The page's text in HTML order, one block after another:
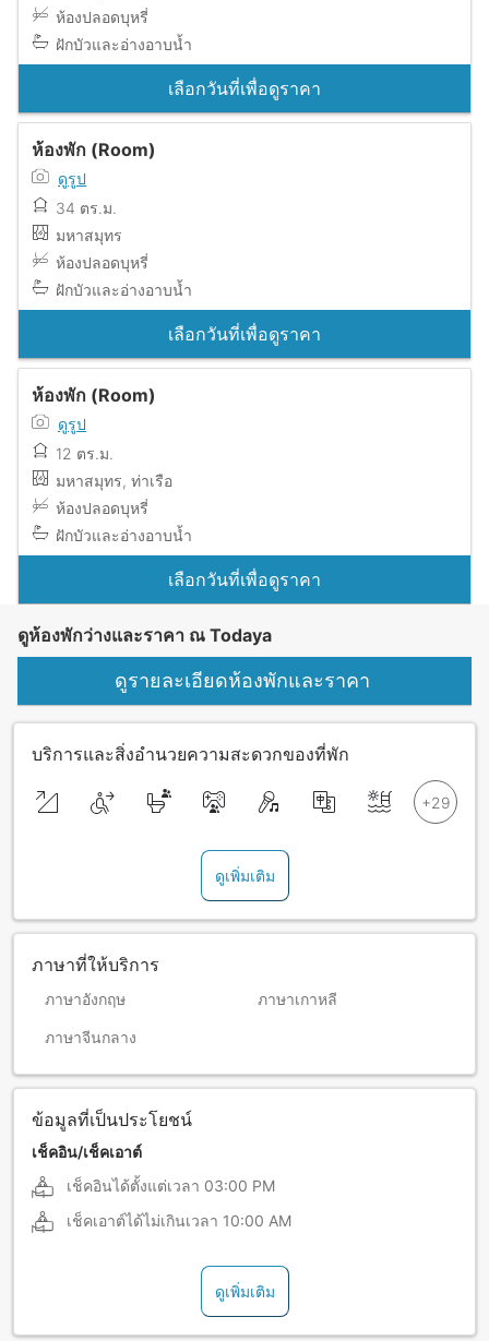
ห้องปลอดบุหรี่
ฝักบัวและอ่างอาบน้ำ
เลือกวันที่เพื่อดูราคา
ห้องพัก (Room)
ดูรูป
34 ตร.ม.
มหาสมุทร
ห้องปลอดบุหรี่
ฝักบัวและอ่างอาบน้ำ
เลือกวันที่เพื่อดูราคา
ห้องพัก (Room)
ดูรูป
12 ตร.ม.
มหาสมุทร, ท่าเรือ
ห้องปลอดบุหรี่
ฝักบัวและอ่างอาบน้ำ
เลือกวันที่เพื่อดูราคา
ดูห้องพักว่างและราคา ณ Todaya
ดูรายละเอียดห้องพักและราคา
บริการและสิ่งอำนวยความสะดวกของที่พัก
ดูเพิ่มเติม
ภาษาที่ให้บริการ
ภาษาอังกฤษ ภาษาเกาหลี
ภาษาจีนกลาง
ข้อมูลที่เป็นประโยชน์
เช็คอิน/เช็คเอาต์
เช็คอินได้ตั้งแต่เวลา 03:00 PM
เช็คเอาต์ได้ไม่เกินเวลา 10:00 AM
ดูเพิ่มเติม